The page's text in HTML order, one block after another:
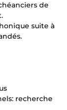
de
suite à
recherche